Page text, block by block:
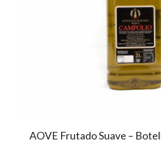
AOVE Frutado Suave –